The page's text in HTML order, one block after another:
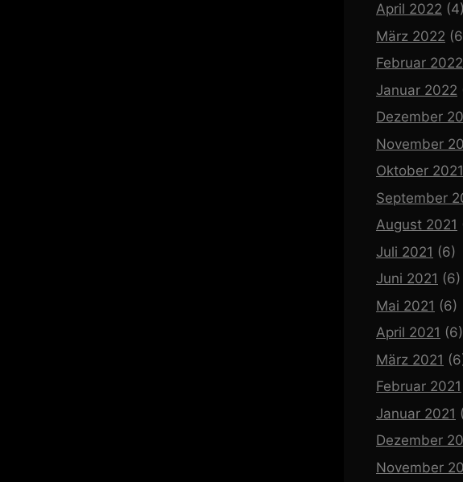
April 2022 (4)
März 2022
Februar 2022
Januar 2022
Dezember
November
Oktober 2021
September
August 2021
Juli 2021 (6)
Juni 2021 (6)
Mai 2021 (6)
April 2021 (6)
März 2021
Februar 2021
Januar 2021
Dezember
November